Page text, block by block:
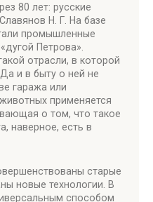
80 лет: русские
Н. Г. На базе
промышленные
Петрова».
отрасли, в которой
и в быту о ней не
гаража или
применяется
о том, что такое
наверное, есть в
старые
новые технологии. В
способом